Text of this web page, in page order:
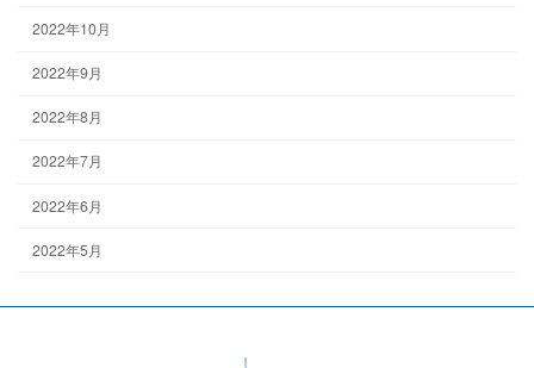
2022年10月
2022年9月
2022年8月
2022年7月
2022年6月
2022年5月